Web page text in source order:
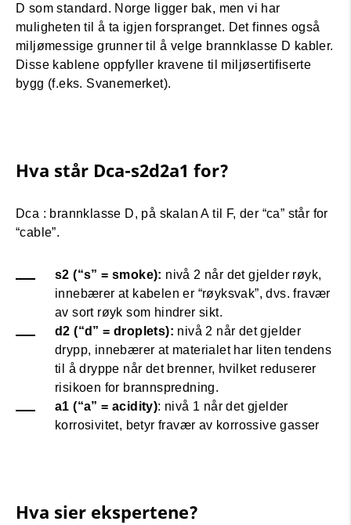
D som standard. Norge ligger bak, men vi har
muligheten til å ta igjen forspranget. Det finnes også
miljømessige grunner til å velge brannklasse D kabler.
Disse kablene oppfyller kravene til miljøsertifiserte
bygg (f.eks. Svanemerket).
Hva står Dca-s2d2a1 for?
Dca : brannklasse D, på skalan A til F, der “ca” står for
“cable”.
s2 (“s” = smoke): nivå 2 når det gjelder røyk,
innebærer at kabelen er “røyksvak”, dvs. fravær
av sort røyk som hindrer sikt.
d2 (“d” = droplets): nivå 2 når det gjelder
drypp, innebærer at materialet har liten tendens
til å dryppe når det brenner, hvilket reduserer
risikoen for brannspredning.
a1 (“a” = acidity): nivå 1 når det gjelder
korrosivitet, betyr fravær av korrossive gasser
Hva sier ekspertene?